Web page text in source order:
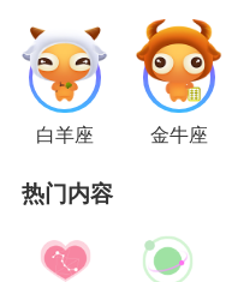
处女座
连，所以处女座分
白羊座 金牛座
热门内容